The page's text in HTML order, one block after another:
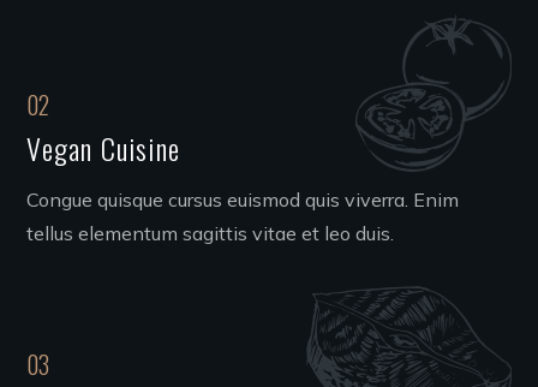
02
Vegan Cuisine
Congue quisque cursus euismod quis viverra. Enim
tellus elementum sagittis vitae et leo duis.
03